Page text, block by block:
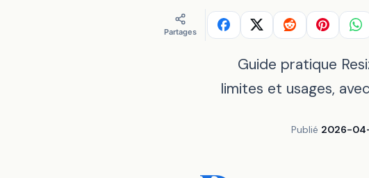
Partages
Guide pratique
limites et usages,
Publié 2026-